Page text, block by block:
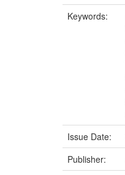
Keywords:
Issue Date:
Publisher: